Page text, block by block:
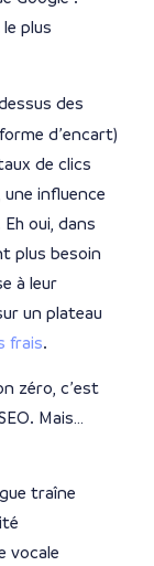
plus
des
d’encart)
de clics
influence
oui, dans
plus besoin
à leur
un plateau
frais.
zéro, c’est
Mais…
traîne
vocale